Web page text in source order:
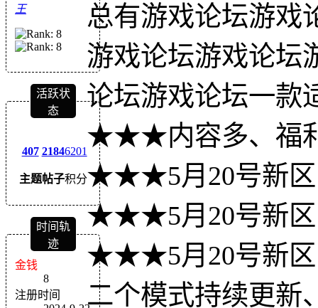
王
活跃状
态
407
主题
2184
帖子
6201
积分
时间轨
迹
金钱
8
注册时间
总有游戏论坛游戏
游戏论坛游戏论坛
论坛游戏论坛一款
★★★内容多、福
★★★5月20号新
★★★5月20号新
★★★5月20号新
二个模式持续更新